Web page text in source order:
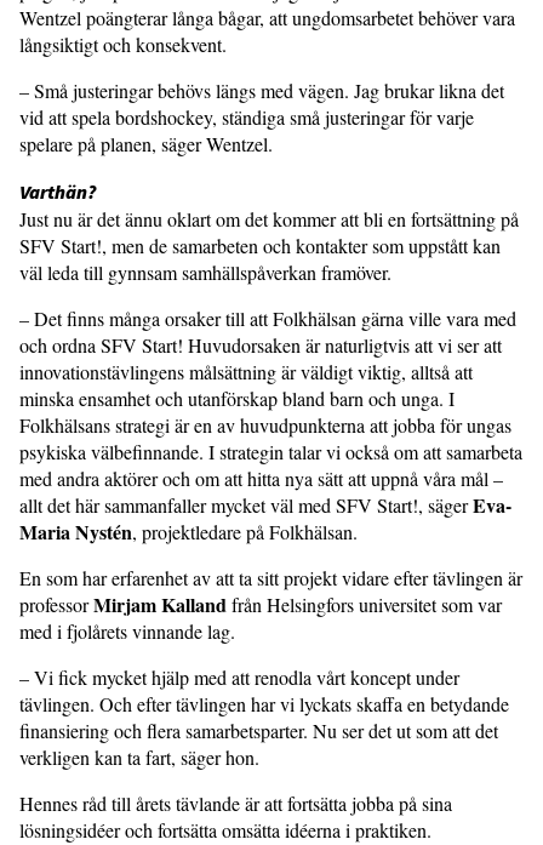
Wentzel poängterar långa bågar, att ungdomsarbetet behöver vara
långsiktigt och konsekvent.
– Små justeringar behövs längs med vägen. Jag brukar likna det
vid att spela bordshockey, ständiga små justeringar för varje
spelare på planen, säger Wentzel.
Varthän?
Just nu är det ännu oklart om det kommer att bli en fortsättning på
SFV Start!, men de samarbeten och kontakter som uppstått kan
väl leda till gynnsam samhällspåverkan framöver.
– Det finns många orsaker till att Folkhälsan gärna ville vara med
och ordna SFV Start! Huvudorsaken är naturligtvis att vi ser att
innovationstävlingens målsättning är väldigt viktig, alltså att
minska ensamhet och utanförskap bland barn och unga. I
Folkhälsans strategi är en av huvudpunkterna att jobba för ungas
psykiska välbefinnande. I strategin talar vi också om att samarbeta
med andra aktörer och om att hitta nya sätt att uppnå våra mål –
allt det här sammanfaller mycket väl med SFV Start!, sägerEva-
Maria Nystén, projektledare på Folkhälsan.
En som har erfarenhet av att ta sitt projekt vidare efter tävlingen är
professorMirjam Kallandfrån Helsingfors universitet som var
med i fjolårets vinnande lag.
– Vi fick mycket hjälp med att renodla vårt koncept under
tävlingen. Och efter tävlingen har vi lyckats skaffa en betydande
finansiering och flera samarbetsparter. Nu ser det ut som att det
verkligen kan ta fart, säger hon.
Hennes råd till årets tävlande är att fortsätta jobba på sina
lösningsidéer och fortsätta omsätta idéerna i praktiken.